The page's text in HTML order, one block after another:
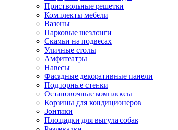
Приствольные решетки
Комплекты мебели
Вазоны
Парковые шезлонги
Скамьи на подвесах
Уличные столы
Амфитеатры
Навесы
Фасадные декоративные панели
Подпорные стенки
Остановочные комплексы
Корзины для кондиционеров
Зонтики
Площадки для выгула собак